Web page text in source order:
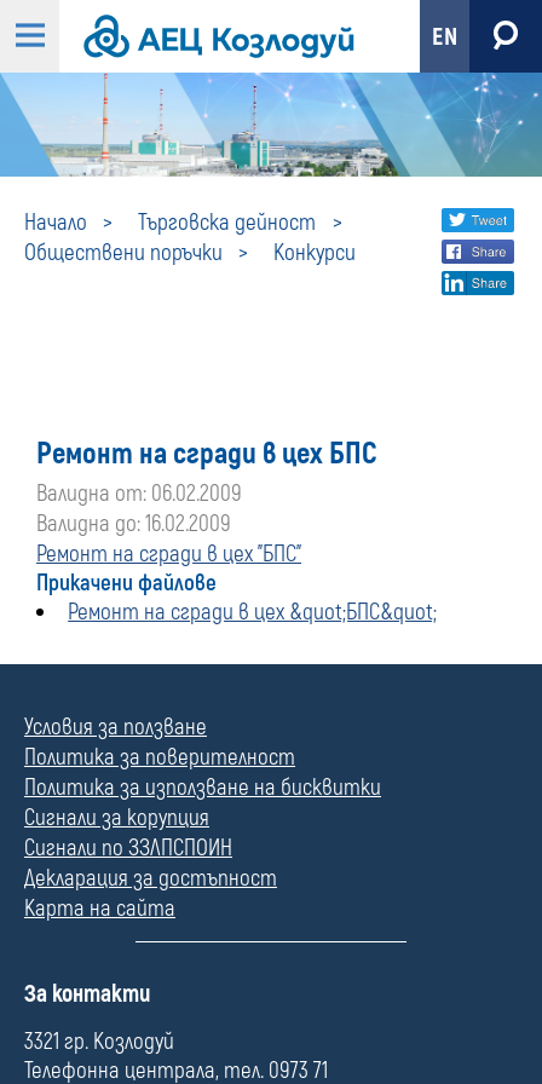
EN
Начало
Търговска дейност
Обществени поръчки
Конкурси
Конкурси
Share
social
Ремонт на сгради в цех БПС
Валидна от: 06.02.2009
Валидна до: 16.02.2009
Ремонт на сгради в цех "БПС"
Прикачени файлове
Ремонт на сгради в цех &quot;БПС&quot;
Условия за ползване
Политика за поверителност
Политика за използване на бисквитки
Сигнали за корупция
Сигнали по ЗЗЛПСПОИН
Декларация за достъпност
Карта на сайта
П
л
е
За контакти
3321 гр. Козлодуй
Телефонна централа, тел. 0973 71